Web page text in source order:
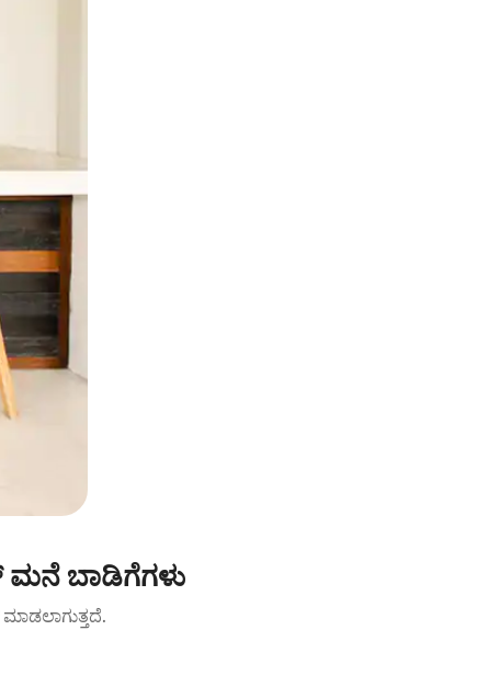
ಮನೆ ಬಾಡಿಗೆಗಳು
ಮಾಡಲಾಗುತ್ತದೆ.